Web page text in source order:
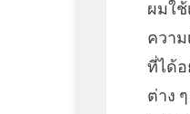
ผมใ
ควา
ที่ได้
ต่าง